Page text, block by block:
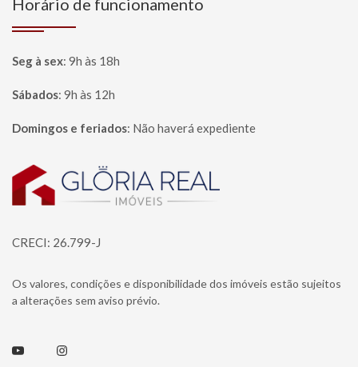
Horário de funcionamento
Seg à sex: 9h às 18h
Sábados: 9h às 12h
Domingos e feriados: Não haverá expediente
Página inicial
CRECI: 26.799-J
Os valores, condições e disponibilidade dos imóveis estão sujeitos
a alterações sem aviso prévio.
Youtube Instagram